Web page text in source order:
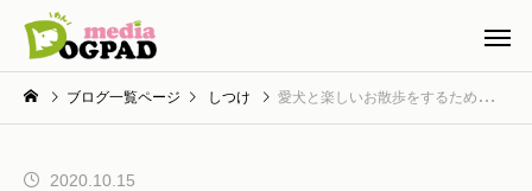
ブログ一覧ページ しつけ 愛犬と楽しいお散歩をするために、犬のお散歩のしつけ方とは
2020.10.15